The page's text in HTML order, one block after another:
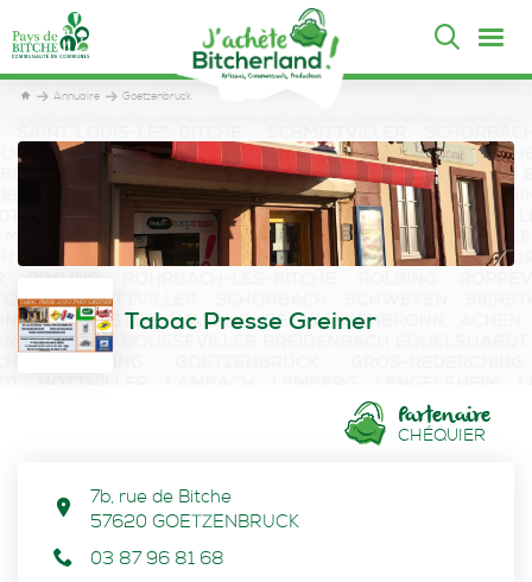
Annuaire Goetzenbruck
Tabac Presse Greiner
Partenaire
CHÉQUIER
7b, rue de Bitche
57620 GOETZENBRUCK
03 87 96 81 68